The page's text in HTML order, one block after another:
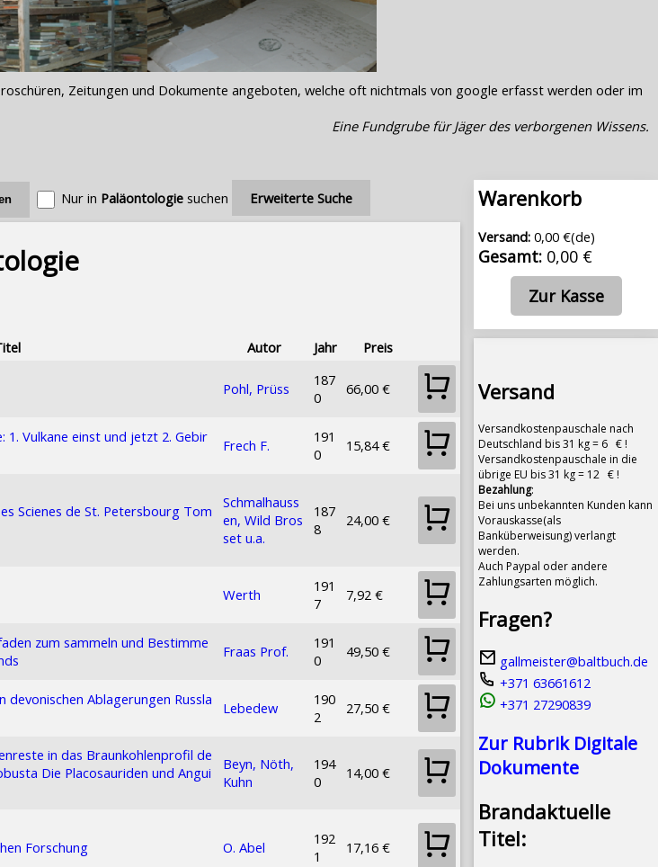
Zeitungen und Dokumente angeboten, welche oft nichtmals von google erfasst werden oder im
Eine Fundgrube für Jäger des verborgenen Wissens.
Warenkorb
Versand: 0,00 €(de)
Gesamt: 0,00 €
Zur Kasse
Versand
Versandkostenpauschale nach
Deutschland bis 31 kg = 6 € !
Versandkostenpauschale in die
übrige EU bis 31 kg = 12 € !
Bezahlung:
Bei uns unbekannten Kunden kann
Vorauskasse(als
Banküberweisung) verlangt
werden.
Auch Paypal oder andere
Zahlungsarten möglich.
Fragen?
gallmeister@baltbuch.de
+371 63661612
+371 27290839
Zur Rubrik Digitale
Dokumente
Brandaktuelle
Titel:
Nur in Paläontologie suchen Erweiterte Suche
Autor Jahr Preis
Pohl, Prüss
187
0
66,00 €
Vulkane einst und jetzt 2. Gebir
Frech F.
191
0
15,84 €
Scienes de St. Petersbourg Tom
Schmalhauss
en, Wild Bros
set u.a.
187
8
24,00 €
Werth
191
7
7,92 €
zum sammeln und Bestimme
Fraas Prof.
191
0
49,50 €
Ablagerungen Russla
Lebedew
190
2
27,50 €
in das Braunkohlenprofil de
Die Placosauriden und Angui
Beyn, Nöth,
Kuhn
194
0
14,00 €
Forschung O. Abel
192
1
17,16 €